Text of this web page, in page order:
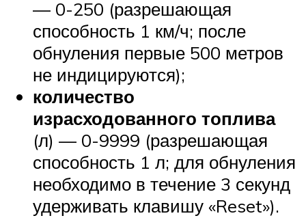
— 0-250 (разрешающая
способность 1 км/ч; после
обнуления первые 500 метров
не индицируются);
количество
израсходованного топлива
(л) — 0-9999 (разрешающая
способность 1 л; для обнуления
необходимо в течение 3 секунд
удерживать клавишу «Reset»).